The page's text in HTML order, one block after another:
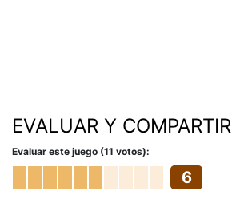
EVALUAR Y COMPARTIR
Evaluar este juego (11 votos):
6